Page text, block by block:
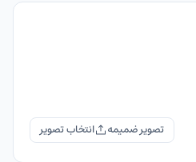
تصویر ضمیمه